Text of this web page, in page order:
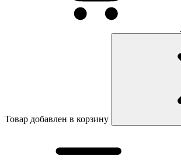
Товар добавлен в корзину